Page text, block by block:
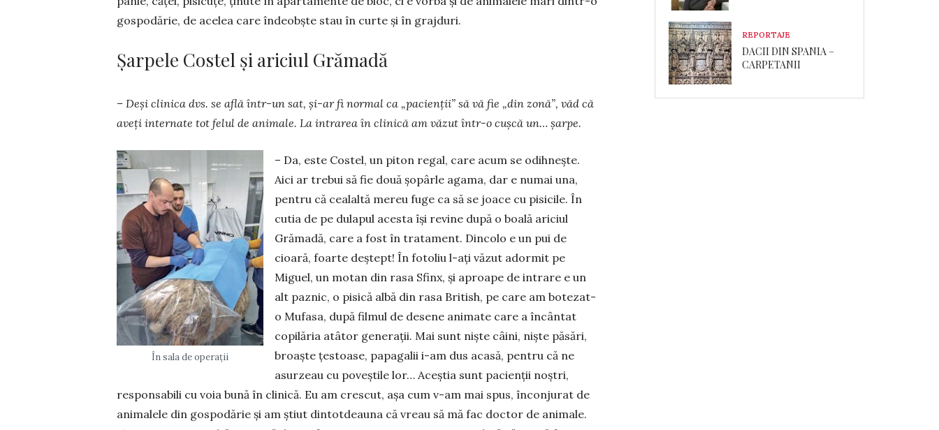
gospodărie, de acelea care în­deobște stau în curte și în grajduri.
Șarpele Costel și ariciul Grămadă
– Deși clinica dvs. se află într-un sat, și-ar fi normal ca „pacienții” să vă fie „din zonă”, văd că
aveți internate tot felul de animale. La intrarea în clinică am văzut într-o cușcă un… șarpe.
În sala de operații
– Da, este Costel, un piton regal, care acum se odihnește.
Aici ar trebui să fie două șopârle agama, dar e numai una,
pen­tru că cealaltă mereu fuge ca să se joace cu pisicile. În
cutia de pe dulapul acesta își revine după o boală ariciul
Grămadă, care a fost în tratament. Dincolo e un pui de
cioară, foarte deș­tept! În fotoliu l-ați văzut adormit pe
Miguel, un mo­tan din rasa Sfinx, și aproape de intrare e un
alt paz­nic, o pisică albă din rasa British, pe care am bo­tezat-
o Mufasa, după filmul de desene animate care a încântat
copilăria atâtor generații. Mai sunt niște câini, niște păsări,
broaște țestoase, papagalii i-am dus acasă, pentru că ne
asurzeau cu poveștile lor… Aceștia sunt pacienții noștri,
responsabili cu voia bună în clinică. Eu am crescut, așa cum v-am mai spus, înconjurat de
animalele din gospodărie și am știut dintotdeauna că vreau să mă fac doctor de animale.
REPORTAJE
DACII DIN SPANIA –
CARPETANII